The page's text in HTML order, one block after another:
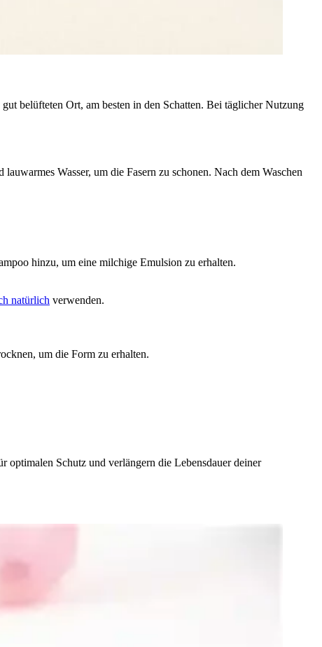
belüfteten Ort, am besten in den Schatten. Bei täglicher Nutzung
lauwarmes Wasser, um die Fasern zu schonen. Nach dem Waschen
hinzu, um eine milchige Emulsion zu erhalten.
natürlich verwenden.
um die Form zu erhalten.
Schutz und verlängern die Lebensdauer deiner